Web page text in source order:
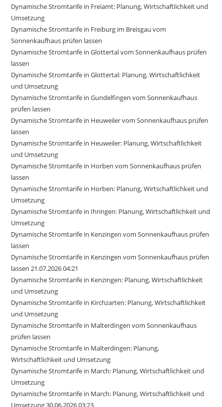
Dynamische Stromtarife in Freiamt: Planung, Wirtschaftlichkeit und
Umsetzung
Dynamische Stromtarife in Freiburg im Breisgau vom
Sonnenkaufhaus prüfen lassen
Dynamische Stromtarife in Glottertal vom Sonnenkaufhaus prüfen
lassen
Dynamische Stromtarife in Glottertal: Planung, Wirtschaftlichkeit
und Umsetzung
Dynamische Stromtarife in Gundelfingen vom Sonnenkaufhaus
prüfen lassen
Dynamische Stromtarife in Heuweiler vom Sonnenkaufhaus prüfen
lassen
Dynamische Stromtarife in Heuweiler: Planung, Wirtschaftlichkeit
und Umsetzung
Dynamische Stromtarife in Horben vom Sonnenkaufhaus prüfen
lassen
Dynamische Stromtarife in Horben: Planung, Wirtschaftlichkeit und
Umsetzung
Dynamische Stromtarife in Ihringen: Planung, Wirtschaftlichkeit und
Umsetzung
Dynamische Stromtarife in Kenzingen vom Sonnenkaufhaus prüfen
lassen
Dynamische Stromtarife in Kenzingen vom Sonnenkaufhaus prüfen
lassen 21.07.2026 04:21
Dynamische Stromtarife in Kenzingen: Planung, Wirtschaftlichkeit
und Umsetzung
Dynamische Stromtarife in Kirchzarten: Planung, Wirtschaftlichkeit
und Umsetzung
Dynamische Stromtarife in Malterdingen vom Sonnenkaufhaus
prüfen lassen
Dynamische Stromtarife in Malterdingen: Planung,
Wirtschaftlichkeit und Umsetzung
Dynamische Stromtarife in March: Planung, Wirtschaftlichkeit und
Umsetzung
Dynamische Stromtarife in March: Planung, Wirtschaftlichkeit und
Umsetzung 30.06.2026 03:23